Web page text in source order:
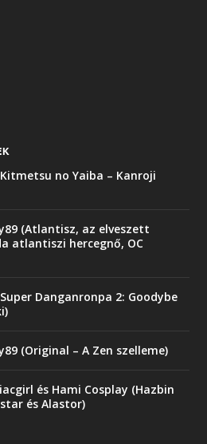
no Yaiba – Kanroji
(Atlantisz, az elveszett
atlantiszi hercegnő, OC
Danganronpa 2: Goodybe
(Original – A Zen szelleme)
és Hami Cosplay (Hazbin
és Alastor)